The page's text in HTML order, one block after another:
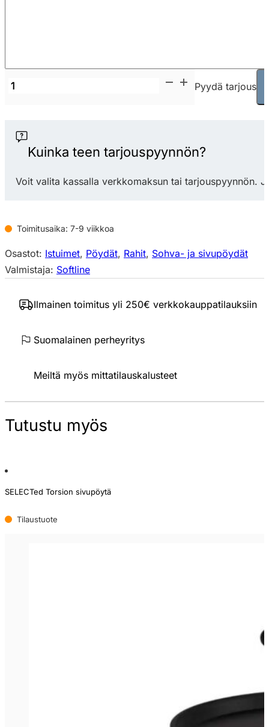
Softline
sivupöytä
Pyydä tarjous
Kuinka teen tarjouspyynnön?
Voit valita kassalla verkkomaksun tai tarjouspyynnön.
Toimitusaika: 7-9 viikkoa
Osastot: Istuimet, Pöydät, Rahit, Sohva- ja sivupöydät
Valmistaja: Softline
Ilmainen toimitus yli 250€ verkkokauppatilauksiin
Suomalainen perheyritys
Meiltä myös mittatilauskalusteet
Tutustu myös
SELECTed Torsion sivupöytä
Tilaustuote